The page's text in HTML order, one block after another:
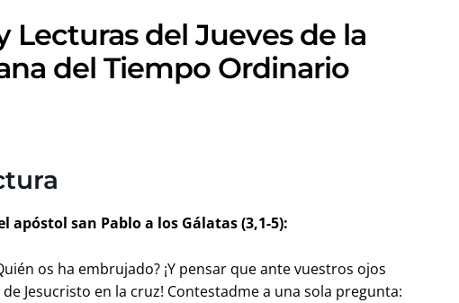
Lecturas del Jueves de la
del Tiempo Ordinario
apóstol san Pablo a los Gálatas (3,1-5):
os ha embrujado? ¡Y pensar que ante vuestros ojos
Jesucristo en la cruz! Contestadme a una sola pregunta: